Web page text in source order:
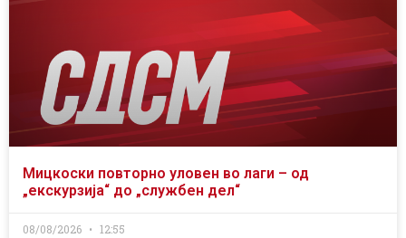
Мицкоски повторно уловен во лаги – од
„екскурзија“ до „службен дел“
08/08/2026 12:55